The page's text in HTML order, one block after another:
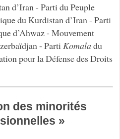
d’Iran - Parti du Peuple
du Kurdistan d’Iran - Parti
d’Ahwaz - Mouvement
- Parti Komaladu
pour la Défense des Droits
des minorités
»